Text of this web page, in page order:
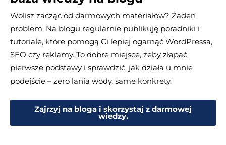
Wolisz zacząć od darmowych materiałów? Żaden
problem. Na blogu regularnie publikuję poradniki i
tutoriale, które pomogą Ci lepiej ogarnąć WordPressa,
SEO czy reklamy. To dobre miejsce, żeby złapać
pierwsze podstawy i sprawdzić, jak działa u mnie
podejście – zero lania wody, same konkrety.
Zajrzyj na bloga i skorzystaj z darmowej
wiedzy.